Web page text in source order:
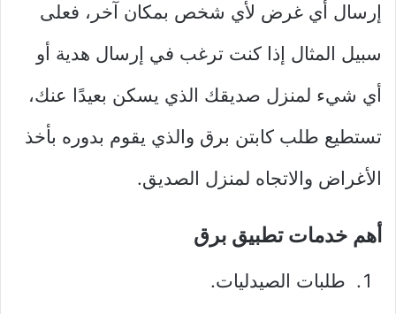
إرسال أي غرض لأي شخص بمكان آخر، فعلى
سبيل المثال إذا كنت ترغب في إرسال هدية أو
أي شيء لمنزل صديقك الذي يسكن بعيدًا عنك،
تستطيع طلب كابتن برق والذي يقوم بدوره بأخذ
الأغراض والاتجاه لمنزل الصديق.
أهم خدمات تطبيق برق
طلبات الصيدليات.